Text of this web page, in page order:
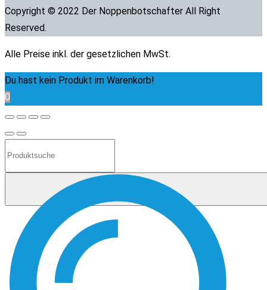
Copyright © 2022 Der Noppenbotschafter All Right
Reserved.
Alle Preise inkl. der gesetzlichen MwSt.
Du hast kein Produkt im Warenkorb!
0